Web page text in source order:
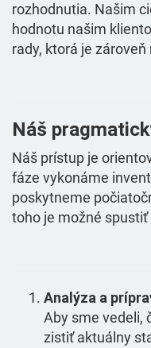
rozhodnutia. Našim
hodnotu našim
rady, ktorá je
Náš
Náš prístup je
fáze vykonáme
poskytneme
toho je možné
Analýza a
Aby sme vedeli,
zistiť aktuálny